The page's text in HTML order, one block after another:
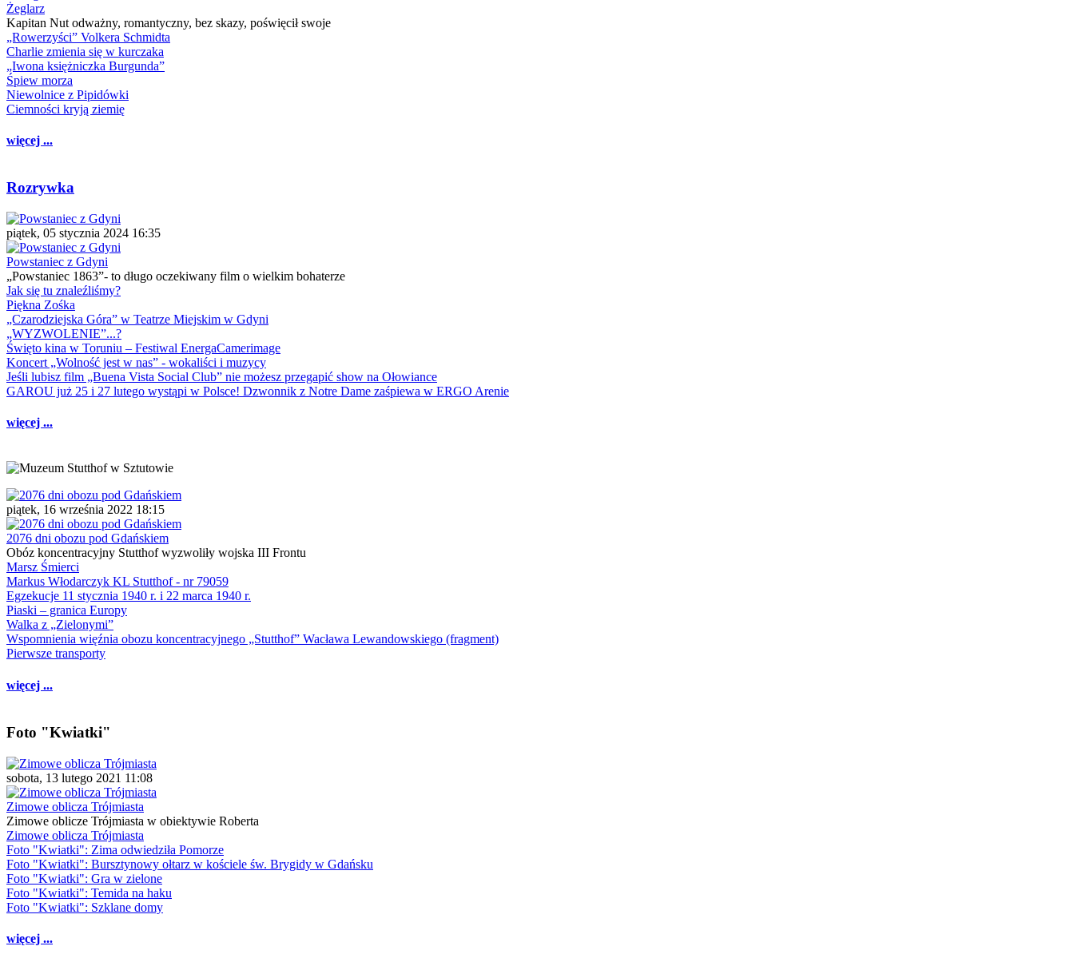
Żeglarz
Kapitan Nut odważny, romantyczny, bez skazy, poświęcił swoje
„Rowerzyści” Volkera Schmidta
Charlie zmienia się w kurczaka
„Iwona księżniczka Burgunda”
Śpiew morza
Niewolnice z Pipidówki
Ciemności kryją ziemię
więcej ...
Rozrywka
piątek, 05 stycznia 2024 16:35
Powstaniec z Gdyni
„Powstaniec 1863”- to długo oczekiwany film o wielkim bohaterze
Jak się tu znaleźliśmy?
Piękna Zośka
„Czarodziejska Góra” w Teatrze Miejskim w Gdyni
„WYZWOLENIE”...?
Święto kina w Toruniu – Festiwal EnergaCamerimage
Koncert „Wolność jest w nas” - wokaliści i muzycy
Jeśli lubisz film „Buena Vista Social Club” nie możesz przegapić show na Ołowiance
GAROU już 25 i 27 lutego wystąpi w Polsce! Dzwonnik z Notre Dame zaśpiewa w ERGO Arenie
więcej ...
piątek, 16 września 2022 18:15
2076 dni obozu pod Gdańskiem
Obóz koncentracyjny Stutthof wyzwoliły wojska III Frontu
Marsz Śmierci
Markus Włodarczyk KL Stutthof - nr 79059
Egzekucje 11 stycznia 1940 r. i 22 marca 1940 r.
Piaski – granica Europy
Walka z „Zielonymi”
Wspomnienia więźnia obozu koncentracyjnego „Stutthof” Wacława Lewandowskiego (fragment)
Pierwsze transporty
więcej ...
Foto "Kwiatki"
sobota, 13 lutego 2021 11:08
Zimowe oblicza Trójmiasta
Zimowe oblicze Trójmiasta w obiektywie Roberta
Zimowe oblicza Trójmiasta
Foto "Kwiatki": Zima odwiedziła Pomorze
Foto "Kwiatki": Bursztynowy ołtarz w kościele św. Brygidy w Gdańsku
Foto "Kwiatki": Gra w zielone
Foto "Kwiatki": Temida na haku
Foto "Kwiatki": Szklane domy
więcej ...